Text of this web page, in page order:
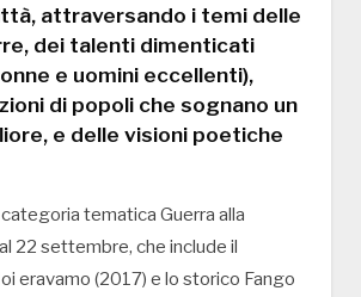
attraversando i temi delle
dei talenti dimenticati
e uomini eccellenti),
di popoli che sognano un
e delle visioni poetiche
tematica Guerra alla
22 settembre, che include il
eravamo (2017) e lo storico Fango